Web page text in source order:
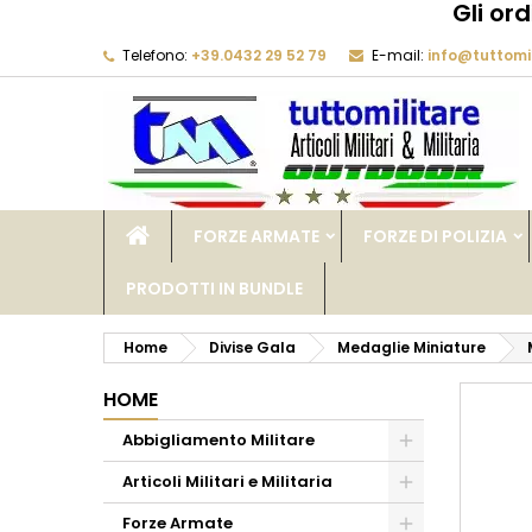
Gli
Telefono: +39.0432 29 52 79 E-mail:
FORZE ARMATE FORZE DI POLIZIA
PRODOTTI IN BUNDLE
Home Divise Gala Medaglie Miniature
HOME
Abbigliamento Militare
Articoli Militari e Militaria
Forze Armate